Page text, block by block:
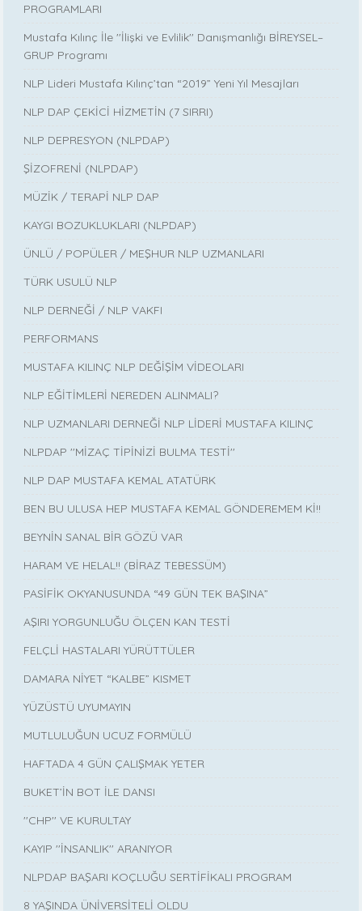
PROGRAMLARI
Mustafa Kılınç İle ''İlişki ve Evlilik'' Danışmanlığı BİREYSEL–
GRUP Programı
NLP Lideri Mustafa Kılınç’tan “2019” Yeni Yıl Mesajları
NLP DAP ÇEKİCİ HİZMETİN (7 SIRRI)
NLP DEPRESYON (NLPDAP)
ŞİZOFRENİ (NLPDAP)
MÜZİK / TERAPİ NLP DAP
KAYGI BOZUKLUKLARI (NLPDAP)
ÜNLÜ / POPÜLER / MEŞHUR NLP UZMANLARI
TÜRK USULÜ NLP
NLP DERNEĞİ / NLP VAKFI
PERFORMANS
MUSTAFA KILINÇ NLP DEĞİŞİM VİDEOLARI
NLP EĞİTİMLERİ NEREDEN ALINMALI?
NLP UZMANLARI DERNEĞİ NLP LİDERİ MUSTAFA KILINÇ
NLPDAP ''MİZAÇ TİPİNİZİ BULMA TESTİ''
NLP DAP MUSTAFA KEMAL ATATÜRK
BEN BU ULUSA HEP MUSTAFA KEMAL GÖNDEREMEM Kİ!!
BEYNİN SANAL BİR GÖZÜ VAR
HARAM VE HELAL!! (BİRAZ TEBESSÜM)
PASİFİK OKYANUSUNDA “49 GÜN TEK BAŞINA”
AŞIRI YORGUNLUĞU ÖLÇEN KAN TESTİ
FELÇLİ HASTALARI YÜRÜTTÜLER
DAMARA NİYET “KALBE” KISMET
YÜZÜSTÜ UYUMAYIN
MUTLULUĞUN UCUZ FORMÜLÜ
HAFTADA 4 GÜN ÇALIŞMAK YETER
BUKET’İN BOT İLE DANSI
''CHP'' VE KURULTAY
KAYIP ''İNSANLIK'' ARANIYOR
NLPDAP BAŞARI KOÇLUĞU SERTİFİKALI PROGRAM
8 YAŞINDA ÜNİVERSİTELİ OLDU